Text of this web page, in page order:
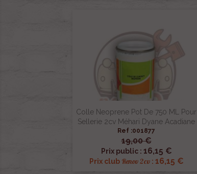
Colle Neoprene Pot De 750 ML Pour
Sellerie 2cv Méhari Dyane Acadiane
Ref :001877
19,00 €
Prix public : 16,15 €
Prix club Renov 2cv: 16,15 €
 Aperçu rapide